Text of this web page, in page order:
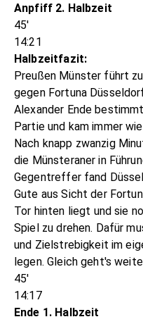
Anpfiff 2. Halbzeit
45'
14:21
Halbzeitfazit:
Preußen Münster führt
gegen Fortuna
Alexander Ende
Partie und kam immer
Nach knapp zwanzig
die Münsteraner in
Gegentreffer fand
Gute aus Sicht der
Tor hinten liegt und sie
Spiel zu drehen. Dafür
und Zielstrebigkeit im
legen. Gleich geht's
45'
14:17
Ende 1. Halbzeit